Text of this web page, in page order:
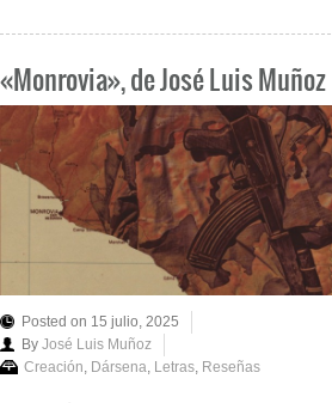
«Monrovia», de José Luis Muñoz
Posted on 15 julio, 2025
By José Luis Muñoz
Creación, Dársena, Letras, Reseñas